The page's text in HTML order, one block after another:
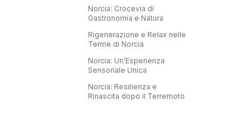
Norcia: Crocevia di
Gastronomia e Natura
Rigenerazione e Relax nelle
Terme di Norcia
Norcia: Un’Esperienza
Sensoriale Unica
Norcia: Resilienza e
Rinascita dopo il Terremoto